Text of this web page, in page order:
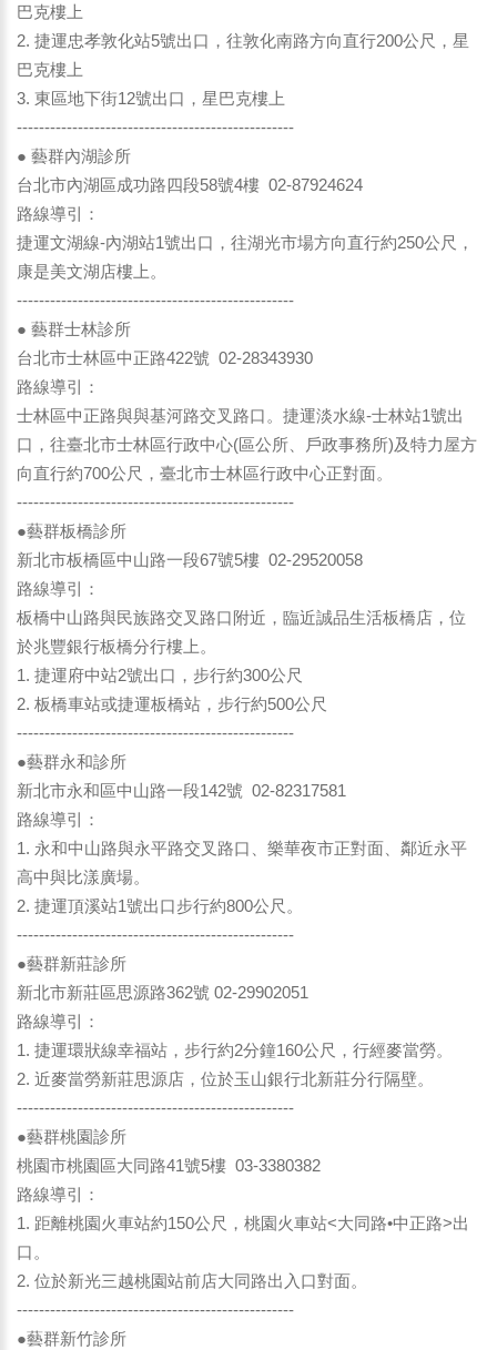
巴克樓上
2. 捷運忠孝敦化站5號出口，往敦化南路方向直行200公尺，星
巴克樓上
3. 東區地下街12號出口，星巴克樓上
--------------------------------------------------
● 藝群內湖診所
台北市內湖區成功路四段58號4樓 02-87924624
路線導引：
捷運文湖線-內湖站1號出口，往湖光市場方向直行約250公尺，
康是美文湖店樓上。
--------------------------------------------------
● 藝群士林診所
台北市士林區中正路422號 02-28343930
路線導引：
士林區中正路與與基河路交叉路口。捷運淡水線-士林站1號出
口，往臺北市士林區行政中心(區公所、戶政事務所)及特力屋方
向直行約700公尺，臺北市士林區行政中心正對面。
--------------------------------------------------
●藝群板橋診所
新北市板橋區中山路一段67號5樓 02-29520058
路線導引：
板橋中山路與民族路交叉路口附近，臨近誠品生活板橋店，位
於兆豐銀行板橋分行樓上。
1. 捷運府中站2號出口，步行約300公尺
2. 板橋車站或捷運板橋站，步行約500公尺
--------------------------------------------------
●藝群永和診所
新北市永和區中山路一段142號 02-82317581
路線導引：
1. 永和中山路與永平路交叉路口、樂華夜市正對面、鄰近永平
高中與比漾廣場。
2. 捷運頂溪站1號出口步行約800公尺。
--------------------------------------------------
●藝群新莊診所
新北市新莊區思源路362號 02-29902051
路線導引：
1. 捷運環狀線幸福站，步行約2分鐘160公尺，行經麥當勞。
2. 近麥當勞新莊思源店，位於玉山銀行北新莊分行隔壁。
--------------------------------------------------
●藝群桃園診所
桃園市桃園區大同路41號5樓 03-3380382
路線導引：
1. 距離桃園火車站約150公尺，桃園火車站<大同路•中正路>出
口。
2. 位於新光三越桃園站前店大同路出入口對面。
--------------------------------------------------
●藝群新竹診所